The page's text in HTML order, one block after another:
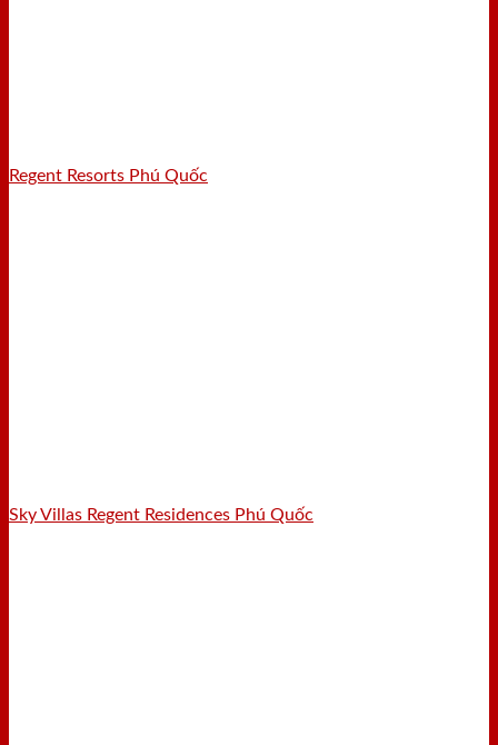
Regent Resorts Phú Quốc
Sky Villas Regent Residences Phú Quốc